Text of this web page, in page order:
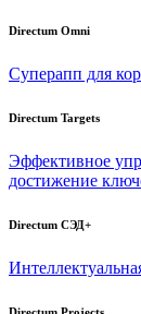
Directum Omni
Суперапп для
Directum Targets
Эффективное
достижение
Directum СЭД+
Directum Projects